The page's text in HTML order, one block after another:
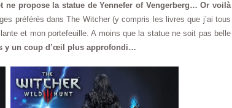
propose la statue de Yennefer of Vengerberg… Or voilà
préférés dans The Witcher (y compris les livres que j’ai tous
et mon portefeuille. A moins que la statue ne soit pas belle
y un coup d’œil plus approfondi…